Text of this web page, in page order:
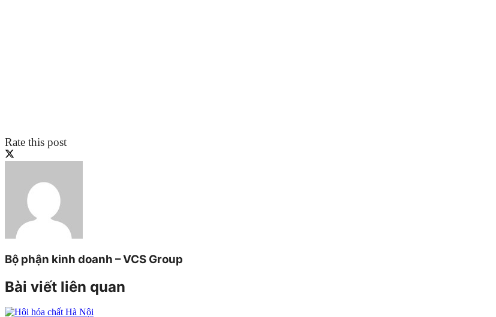
Rate this post
Bộ phận kinh doanh – VCS Group
Bài viết liên quan